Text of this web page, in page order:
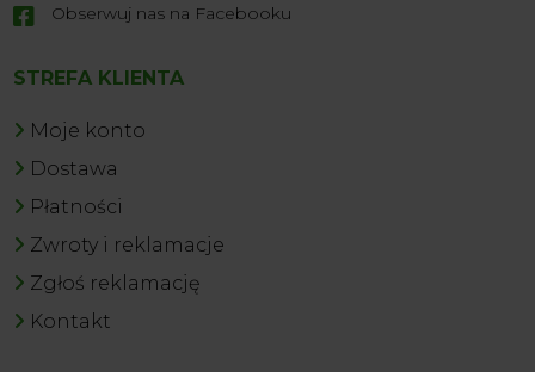
 Obserwuj nas na Facebooku
STREFA KLIENTA
Moje konto
Dostawa
Płatności
Zwroty i reklamacje
Zgłoś reklamację
Kontakt